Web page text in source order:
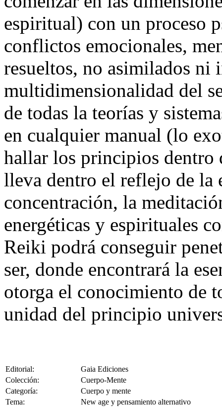
espiritual) con un proceso
conflictos emocionales,
resueltos, no asimilados ni
multidimensionalidad del
de todas la teorías y
en cualquier manual (lo
hallar los principios dentro
lleva dentro el reflejo de la
concentración, la
energéticas y espirituales
Reiki podrá conseguir
ser, donde encontrará la
otorga el conocimiento de
unidad del principio
Editorial:
Gaia Ediciones
Colección:
Cuerpo-Mente
Categoría:
Cuerpo y mente
Tema:
New age y pensamiento alternativo